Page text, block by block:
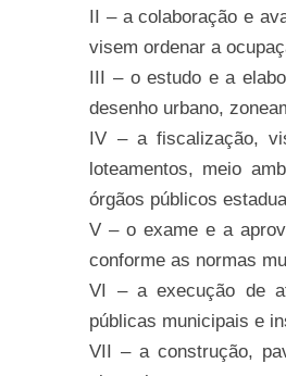
II – a colaboração e
visem ordenar a
III – o estudo e a
desenho urbano,
IV – a fiscalização,
loteamentos, meio
órgãos públicos
V – o exame e a
conforme as normas
VI – a execução de
públicas municipais e
VII – a construção,